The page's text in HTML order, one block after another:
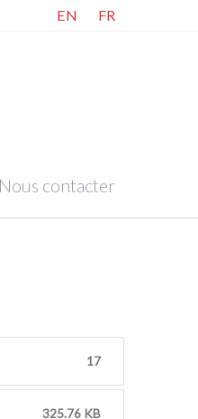
EN FR
Nous contacter
17
325.76 KB